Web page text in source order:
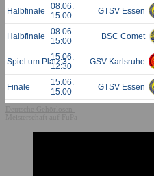
Halbfinale
08.06.
15:00
GTSV Essen
Halbfinale
08.06.
15:00
BSC Comet
Spiel um Platz 3
15.06.
12:30
GSV Karlsruhe
Finale
15.06.
15:00
GTSV Essen